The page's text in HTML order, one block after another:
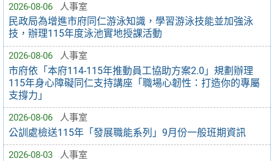
2026-08-06 人事室
民政局為增進市府同仁游泳知識，學習游泳技能並加強泳
技，辦理115年度泳池實地授課活動
2026-08-06 人事室
市府依「本府114-115年推動員工協助方案2.0」規劃辦理
115年身心障礙同仁支持講座「職場心韌性：打造你的專屬
支撐力」
2026-08-06 人事室
公訓處檢送115年「發展職能系列」9月份一般班期資訊
2026-08-03 人事室